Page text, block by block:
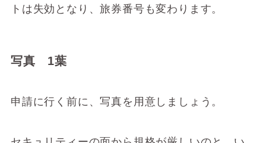
トは失効となり、旅券番号も変わります。
写真 1葉
申請に行く前に、写真を用意しましょう。